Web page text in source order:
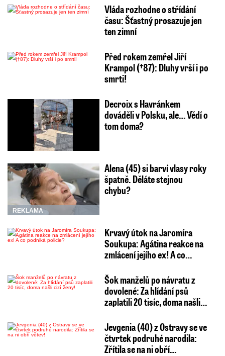
Vláda rozhodne o střídání
času: Šťastný prosazuje jen
ten zimní
Před rokem zemřel Jiří
Krampol (†87): Dluhy vrší i po
smrti!
Decroix s Havránkem
dováděli v Polsku, ale… Vědí o
tom doma?
REKLAMA
Alena (45) si barví vlasy roky
špatně. Děláte stejnou
chybu?
Krvavý útok na Jaromíra
Soukupa: Agátina reakce na
zmlácení jejího ex! A co…
Šok manželů po návratu z
dovolené: Za hlídání psů
zaplatili 20 tisíc, doma našli…
Jevgenia (40) z Ostravy se ve
čtvrtek podruhé narodila:
Zřítila se na ni obří…